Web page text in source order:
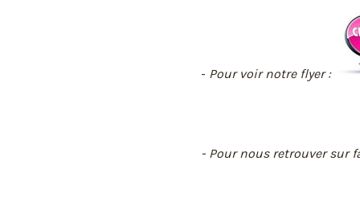
- Pour voir notre flyer :
- Pour nous retrouver sur